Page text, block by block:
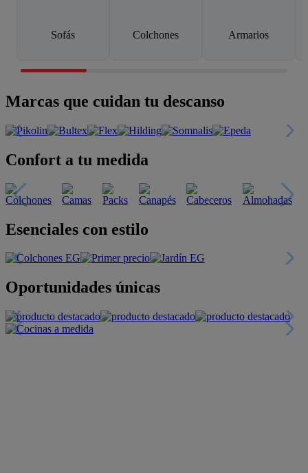
Sofás Colchones Armarios
Marcas que cuidan tu descanso
Confort a tu medida
Esenciales con estilo
Oportunidades únicas